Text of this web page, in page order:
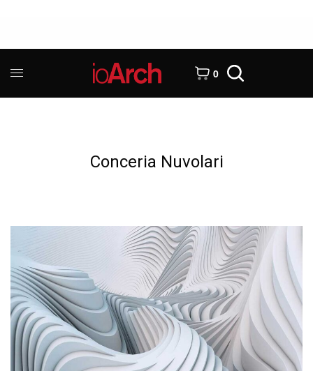
0
Conceria Nuvolari